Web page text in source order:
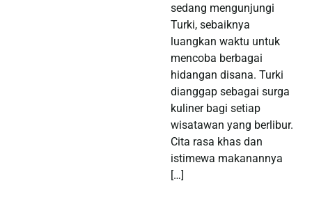
sedang mengunjungi
Turki, sebaiknya
luangkan waktu untuk
mencoba berbagai
hidangan disana. Turki
dianggap sebagai surga
kuliner bagi setiap
wisatawan yang berlibur.
Cita rasa khas dan
istimewa makanannya
[…]